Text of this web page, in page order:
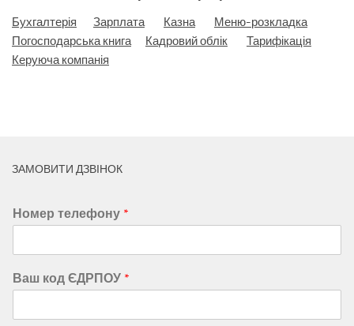
Бухгалтерія Зарплата Казна
Меню-розкладка
Погосподарська книга
Кадровий облік
Тарифікація
Керуюча компанія
ЗАМОВИТИ ДЗВІНОК
Номер телефону *
Ваш код ЄДРПОУ *